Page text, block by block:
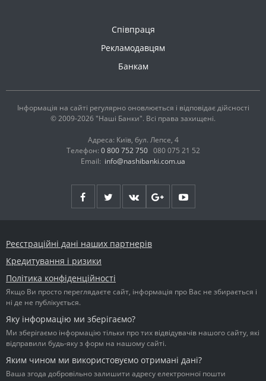
Співпраця
Рекламодавцям
Банкам
Інформація на сайті регулярно оновлюється і відповідає дійсності
© 2009-2026 "Наші Банки". Всі права захищені.
Адреса: Київ, бул. Лепсе, 4
Телефон: 0 800 752 750 080 075 21 52
Email: info@nashibanki.com.ua
Реєстраційні дані наших партнерів
Кредитування і ризики
Політика конфіденційності
Якщо Ви просто переглядаєте сайт, інформація про Вас не збирається і
ні де не публікується.
Яку інформацію ми зберігаємо?
Ми зберігаємо інформацію тільки про тих відвідувачів нашого сайту, які
відправили будь-яку з форм на нашому сайті.
Яким чином ми використовуємо отримані дані?
Ваша згода добровільно залишити адресу електронної пошти